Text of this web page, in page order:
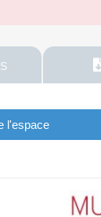
l'espace